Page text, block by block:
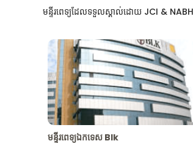
មន្ទីរពេទ្យដែលទទួលស្គាល់ដោយ JCI & NABH
មន្ទីរពេទ្យឯកទេស Blk